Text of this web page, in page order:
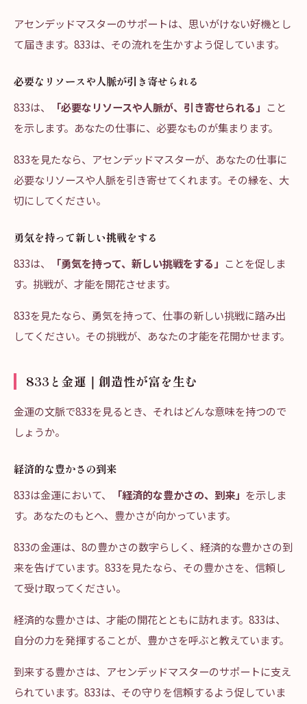
アセンデッドマスターのサポートは、思いがけない好機とし
て届きます。833は、その流れを生かすよう促しています。
必要なリソースや人脈が引き寄せられる
833は、
「必要なリソースや人脈が、引き寄せられる」 こと
を示します。あなたの仕事に、必要なものが集まります。
833を見たなら、アセンデッドマスターが、あなたの仕事に
必要なリソースや人脈を引き寄せてくれます。その縁を、大
切にしてください。
勇気を持って新しい挑戦をする
833は、
「勇気を持って、新しい挑戦をする」 ことを促しま
す。挑戦が、才能を開花させます。
833を見たなら、勇気を持って、仕事の新しい挑戦に踏み出
してください。その挑戦が、あなたの才能を花開かせます。
833と金運｜創造性が富を生む
金運の文脈で833を見るとき、それはどんな意味を持つので
しょうか。
経済的な豊かさの到来
833は金運において、
「経済的な豊かさの、到来」 を示しま
す。あなたのもとへ、豊かさが向かっています。
833の金運は、8の豊かさの数字らしく、経済的な豊かさの到
来を告げています。833を見たなら、その豊かさを、信頼し
て受け取ってください。
経済的な豊かさは、才能の開花とともに訪れます。833は、
自分の力を発揮することが、豊かさを呼ぶと教えています。
到来する豊かさは、アセンデッドマスターのサポートに支え
られています。833は、その守りを信頼するよう促していま